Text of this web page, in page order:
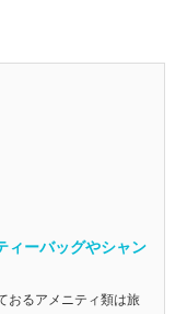
ィーバッグやシャン
おるアメニティ類は旅